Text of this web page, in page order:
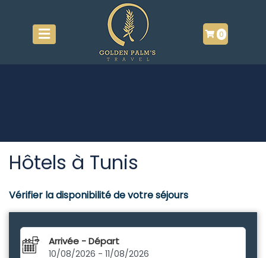
0
Hôtels à Tunis
Vérifier la disponibilité de votre séjours
Arrivée - Départ